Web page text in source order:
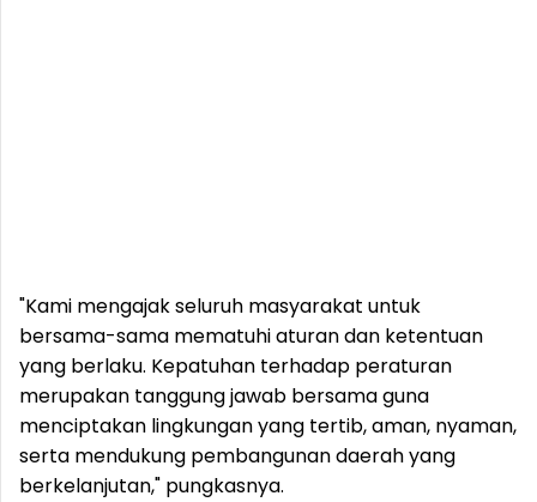
"Kami mengajak seluruh masyarakat untuk
bersama-sama mematuhi aturan dan ketentuan
yang berlaku. Kepatuhan terhadap peraturan
merupakan tanggung jawab bersama guna
menciptakan lingkungan yang tertib, aman, nyaman,
serta mendukung pembangunan daerah yang
berkelanjutan," pungkasnya.